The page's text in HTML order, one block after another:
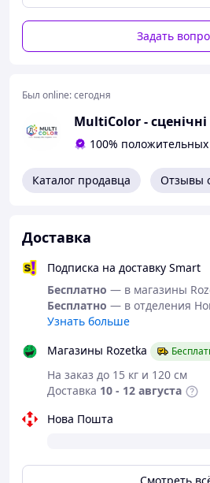
использование на
танцевальных
безопасная для
минимальное
воздействие на
использовании;
подтверждена
главный центр
санитарно-
надзора Украины.
Рациональное
коммерческого
в сфере
шоу-программ.
Задать
Был online:сегодня
MultiColor -
100%
Каталог продавца Отзывы
Доставка
Подписка на доставку Smart
Бесплатно — в магазины
Бесплатно — в отделения
Узнать больше
Магазины Rozetka
На заказ до 15 кг и 120 см
Доставка 10 - 12 августа
Нова Пошта